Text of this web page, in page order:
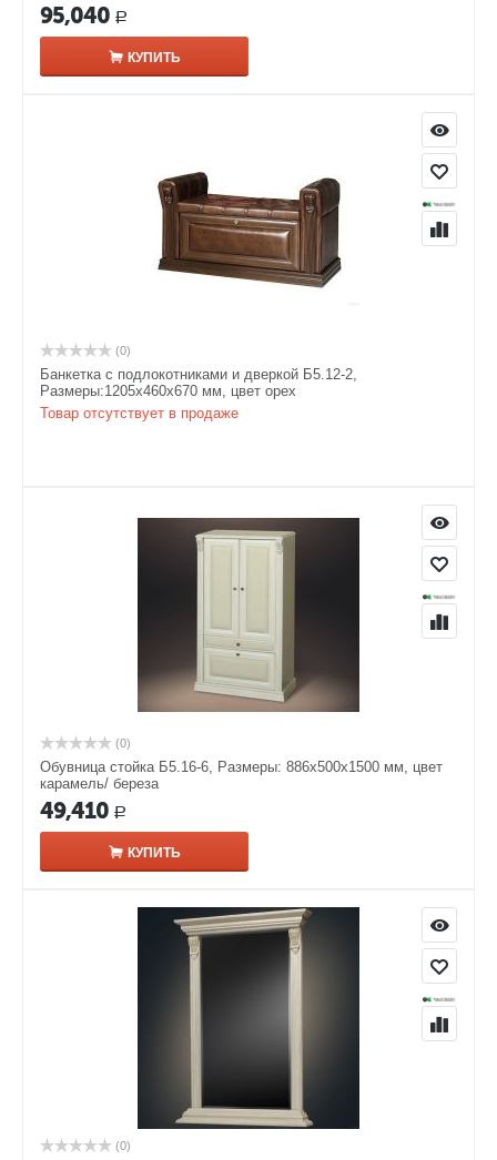
95,040 Р
КУПИТЬ
(0)
Банкетка с подлокотниками и дверкой Б5.12-2,
Размеры:1205х460х670 мм, цвет орех
Товар отсутствует в продаже
(0)
Обувница стойка Б5.16-6, Размеры: 886x500x1500 мм, цвет
карамель/ береза
49,410 Р
КУПИТЬ
(0)